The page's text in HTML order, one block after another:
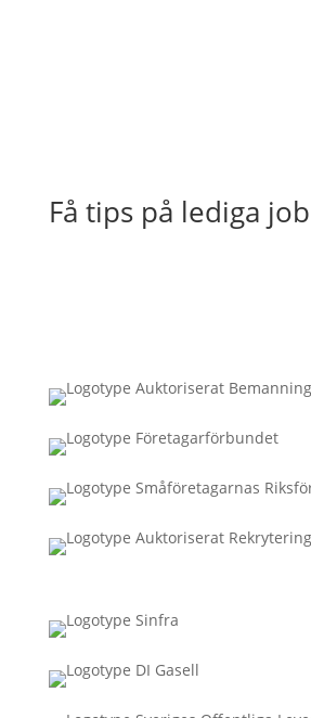
Få tips på lediga